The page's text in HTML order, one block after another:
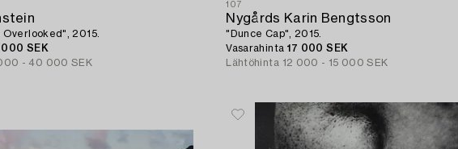
2015.
SEK
- 40 000 SEK
107
Nygårds Karin Bengtsson
"Dunce Cap", 2015.
Vasarahinta 17 000 SEK
Lähtöhinta 12 000 - 15 000 SEK